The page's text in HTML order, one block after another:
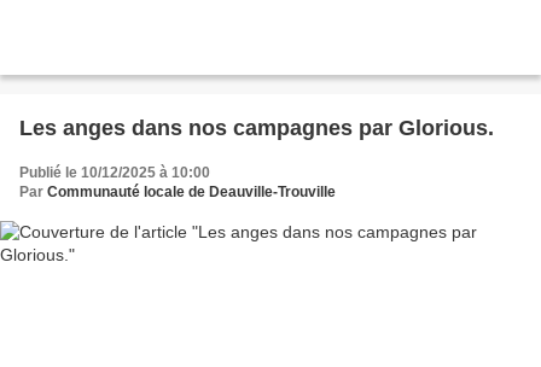
Les anges dans nos campagnes par Glorious.
Publié le 10/12/2025 à 10:00
Par Communauté locale de Deauville-Trouville